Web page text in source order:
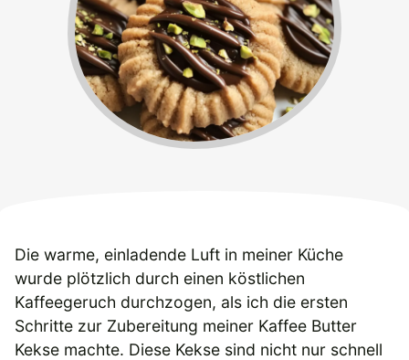
Die warme, einladende Luft in meiner Küche
wurde plötzlich durch einen köstlichen
Kaffeegeruch durchzogen, als ich die ersten
Schritte zur Zubereitung meiner Kaffee Butter
Kekse machte. Diese Kekse sind nicht nur schnell